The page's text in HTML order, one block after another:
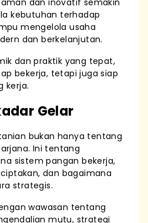
dan inovatif semakin
kebutuhan terhadap
mengelola usaha
dan berkelanjutan.
dan praktik yang tepat,
bekerja, tetapi juga siap
kerja.
Gelar
bukan hanya tentang
Ini tentang
sistem pangan bekerja,
dan bagaimana
strategis.
wawasan tentang
mutu, strategi